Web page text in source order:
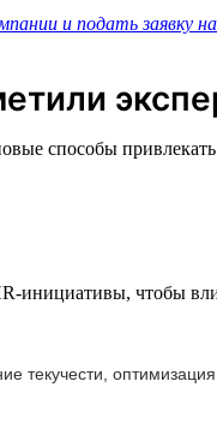
и подать заявку
способы
чтобы
текучести,